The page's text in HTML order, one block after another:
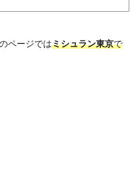
ページではミシュラン東京で